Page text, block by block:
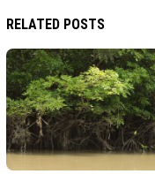
RELATED POSTS